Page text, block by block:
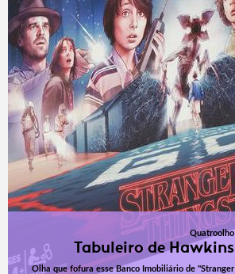
Quatroolho
Tabuleiro de Hawkins
Olha que fofura esse Banco Imobiliário de "Stranger